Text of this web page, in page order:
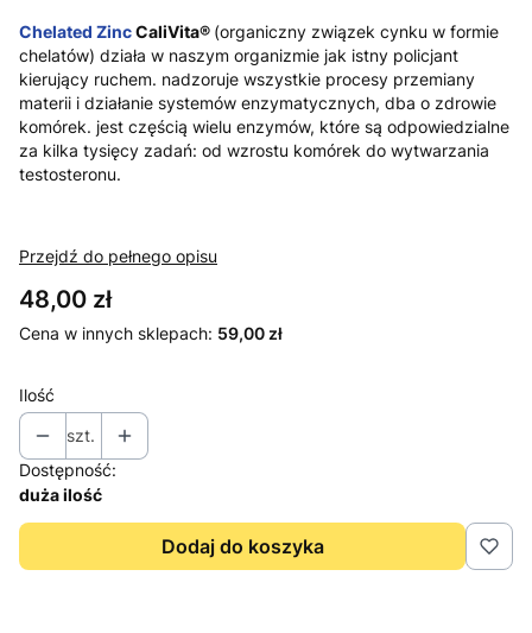
Chelated ZincCaliVita® (organiczny związek cynku w formie
chelatów) działa w naszym organizmie jak istny policjant
kierujący ruchem. nadzoruje wszystkie procesy przemiany
materii i działanie systemów enzymatycznych, dba o zdrowie
komórek. jest częścią wielu enzymów, które są odpowiedzialne
za kilka tysięcy zadań: od wzrostu komórek do wytwarzania
testosteronu.
Przejdź do pełnego opisu
Cena
48,00 zł
Cena w innych sklepach: 59,00 zł
Ilość
szt.
Dostępność:
duża ilość
Dodaj do koszyka